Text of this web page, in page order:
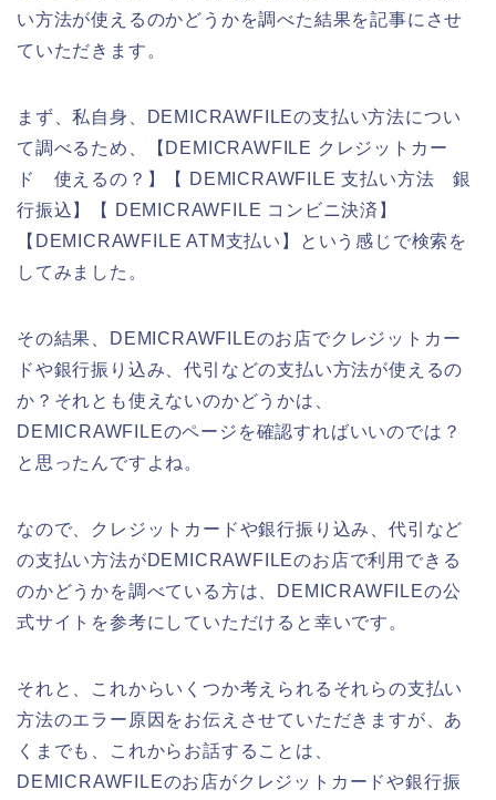
い方法が使えるのかどうかを調べた結果を記事にさせ
ていただきます。
まず、私自身、DEMICRAWFILEの支払い方法につい
て調べるため、【DEMICRAWFILE クレジットカー
ド 使えるの？】【 DEMICRAWFILE 支払い方法 銀
行振込】【 DEMICRAWFILE コンビニ決済】
【DEMICRAWFILE ATM支払い】という感じで検索を
してみました。
その結果、DEMICRAWFILEのお店でクレジットカー
ドや銀行振り込み、代引などの支払い方法が使えるの
か？それとも使えないのかどうかは、
DEMICRAWFILEのページを確認すればいいのでは？
と思ったんですよね。
なので、クレジットカードや銀行振り込み、代引など
の支払い方法がDEMICRAWFILEのお店で利用できる
のかどうかを調べている方は、DEMICRAWFILEの公
式サイトを参考にしていただけると幸いです。
それと、これからいくつか考えられるそれらの支払い
方法のエラー原因をお伝えさせていただきますが、あ
くまでも、これからお話することは、
DEMICRAWFILEのお店がクレジットカードや銀行振